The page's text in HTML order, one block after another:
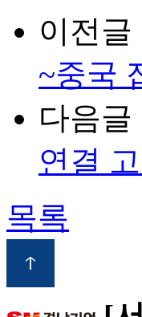
이전글
~중국
다음글
연결
목록